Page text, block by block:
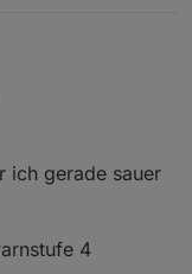
break;
4 Rot
ich gerade sauer
4